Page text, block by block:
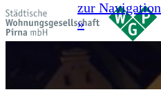
zur Navigation
»